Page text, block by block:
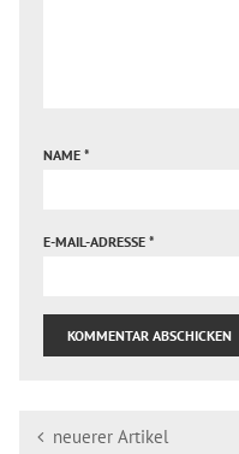
NAME *
E-MAIL-ADRESSE *
neuerer Artikel